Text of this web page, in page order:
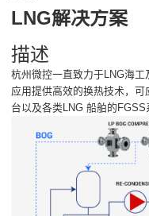
LNG解决方案
描述
杭州微控一直致力于LNG海
应用提供高效的换热技术，
台以及各类LNG 船舶的FGSS